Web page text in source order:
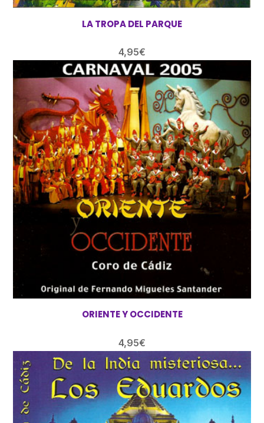
LA TROPA DEL PARQUE
4,95€
ORIENTE Y OCCIDENTE
4,95€